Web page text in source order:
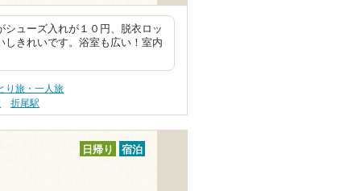
ューズ入れが１０円、脱衣ロッ
しきれいです。浴室も広い！室内
り旅・一人旅
折尾駅
日帰り 宿泊